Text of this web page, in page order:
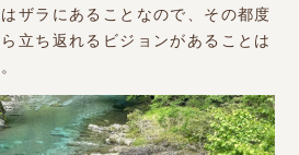
ザラにあることなので、その都度
立ち返れるビジョンがあることは